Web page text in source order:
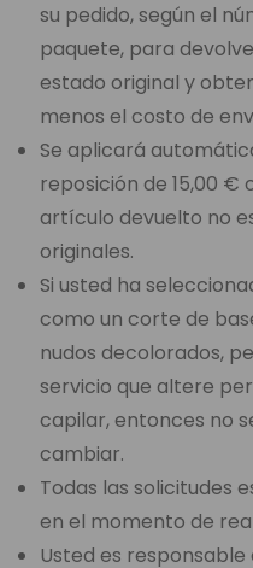
su pedido, según el
paquete, para
estado original y
menos el costo de
Se aplicará
reposición de 15,00 €
artículo devuelto no
originales.
Si usted ha
como un corte de
nudos decolorados,
servicio que altere
capilar, entonces no
cambiar.
Todas las solicitudes
en el momento de
Usted es